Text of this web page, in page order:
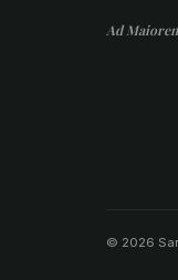
Ad
© 2026